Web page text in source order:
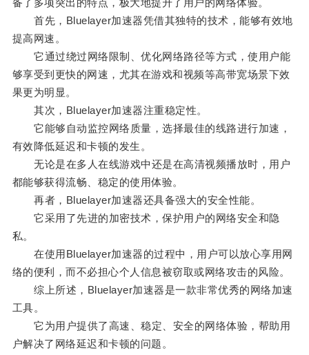
备了多项突出的特点，极大地提升了用户的网络体验。
首先，Bluelayer加速器凭借其独特的技术，能够有效地
提高网速。
它通过绕过网络限制、优化网络路径等方式，使用户能
够享受到更快的网速，尤其在游戏和视频等高带宽场景下效
果更为明显。
其次，Bluelayer加速器注重稳定性。
它能够自动监控网络质量，选择最佳的线路进行加速，
有效降低延迟和卡顿的发生。
无论是在多人在线游戏中还是在高清视频播放时，用户
都能够获得流畅、稳定的使用体验。
再者，Bluelayer加速器还具备强大的安全性能。
它采用了先进的加密技术，保护用户的网络安全和隐
私。
在使用Bluelayer加速器的过程中，用户可以放心享用网
络的便利，而不必担心个人信息被窃取或网络攻击的风险。
综上所述，Bluelayer加速器是一款非常优秀的网络加速
工具。
它为用户提供了高速、稳定、安全的网络体验，帮助用
户解决了网络延迟和卡顿的问题。